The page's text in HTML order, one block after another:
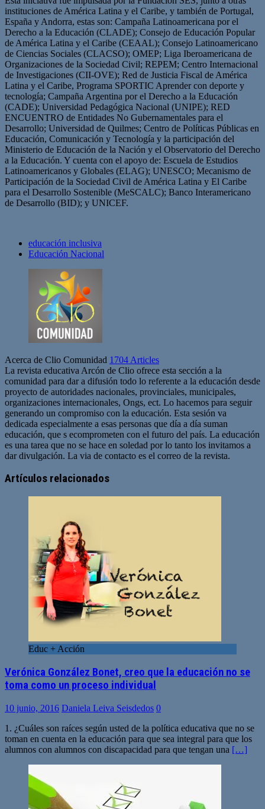
instituciones de América Latina y el Caribe, y también de Portugal,
España y Andorra, estas son: Campaña Latinoamericana por el
Derecho a la Educación (CLADE); Consejo de Educación Popular
de América Latina y el Caribe (CEAAL); Consejo Latinoamericano
de Ciencias Sociales (CLACSO); OMEP; Liga Iberoamericana de
Organizaciones de la Sociedad Civil; REPEM; Centro Internacional
de Investigaciones (CII-OVE); Red de Justicia Fiscal de América
Latina y el Caribe, Programa SPORTIC Aprender con deporte y
tecnología; Campaña Argentina por el Derecho a la Educación
(CADE); Universidad Pedagógica Nacional (UNIPE); RED
ENCUENTRO de Entidades No Gubernamentales para el
Desarrollo; Universidad de Quilmes; Centro de Políticas Públicas en
Educación, Comunicación y Tecnología y la participación del
Ministerio de Educación de la Nación y el Observatorio del Derecho
a la Educación. Y cuenta con el apoyo de: Escuela de Estudios
Latinoamericanos y Globales (ELAG); UNESCO; Mecanismo de
Participación de la Sociedad Civil de América Latina y El Caribe
para el Desarrollo Sostenible (MeSCALC); Banco Interamericano
de Desarrollo (BID); y UNICEF.
educación inclusiva
Educación Nacional
Acerca de Clio Comunidad 1704 Articles
La revista educativa Arcón de Clio ofrece esta sección a la
comunidad para dar a difusión todo lo referente a la educación desde
proyecto de autoridades nacionales, provinciales, municipales,
organizaciones internacionales, Ongs, ect. Lo hacemos para seguir
generando un compromiso con la educación. Esta sesión va
dedicada especialmente a esas personas que día a día suman
educación, que s ecomprometen con el futuro del país. La educación
es una tarea que no se hace en soledad por lo tanto los invitamos a
dar divulgación. La via de contacto es el correo de la revista.
web
Artículos relacionados
Educ + Acción
Verónica González Bonet, creo que la educación no se
toma como un proceso individual
10 junio, 2016 Daniela Leiva Seisdedos 0
1. ¿Cuáles son raíces según usted de la política educativa que no se
toman en cuenta en la educación para que sea integral para que los
alumnos con alumnos con discapacidad para que tengan una […]